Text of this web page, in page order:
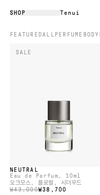
SHOP Tenui
FEATUREDALL PERFUME BODY
NEUTRAL
Eau de Parfum , 10ml
오크모스, 플로럴, 시더우드
₩43,000₩38,700
SALE